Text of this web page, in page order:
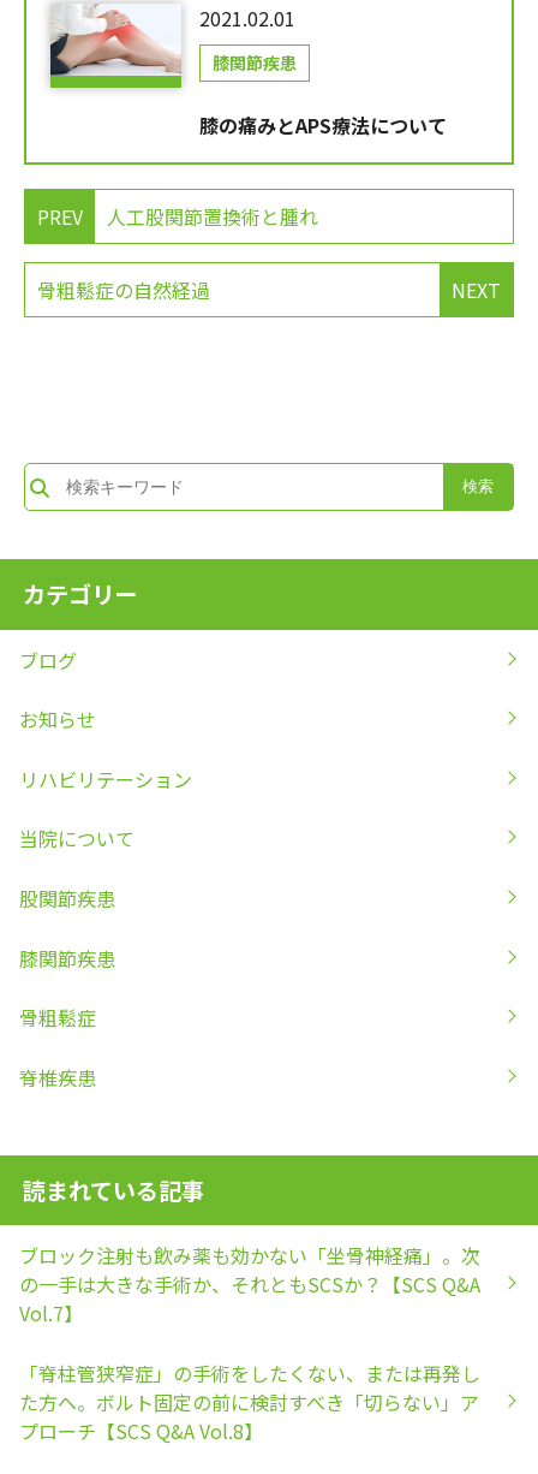
2021.02.01
膝関節疾患
膝の痛みとAPS療法について
PREV 人工股関節置換術と腫れ
NEXT
骨粗鬆症の自然経過
カテゴリー
ブログ
お知らせ
リハビリテーション
当院について
股関節疾患
膝関節疾患
骨粗鬆症
脊椎疾患
読まれている記事
ブロック注射も飲み薬も効かない「坐骨神経痛」。次
の一手は大きな手術か、それともSCSか？【SCS Q&A
Vol.7】
「脊柱管狭窄症」の手術をしたくない、または再発し
た方へ。ボルト固定の前に検討すべき「切らない」ア
プローチ【SCS Q&A Vol.8】